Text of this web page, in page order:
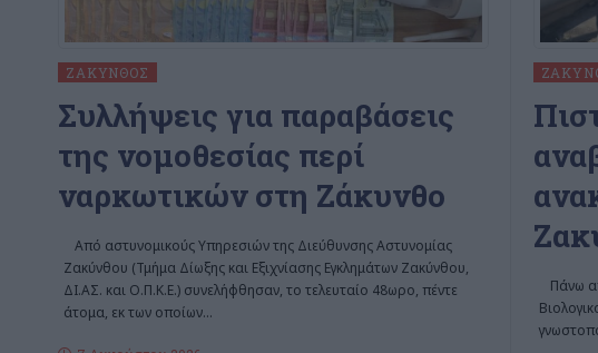
ΖΆΚΥΝΘΟΣ
Συλλήψεις για παραβάσεις
της νομοθεσίας περί
ναρκωτικών στη Ζάκυνθο
Από αστυνομικούς Υπηρεσιών της Διεύθυνσης Αστυνομίας
Ζακύνθου (Τμήμα Δίωξης και Εξιχνίασης Εγκλημάτων Ζακύνθου,
ΔΙ.ΑΣ. και Ο.Π.Κ.Ε.) συνελήφθησαν, το τελευταίο 48ωρο, πέντε
άτομα, εκ των οποίων…
Πάνω